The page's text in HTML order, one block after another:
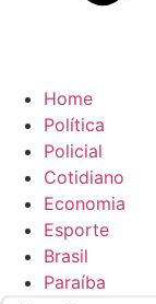
Home
Política
Policial
Cotidiano
Economia
Esporte
Brasil
Paraíba